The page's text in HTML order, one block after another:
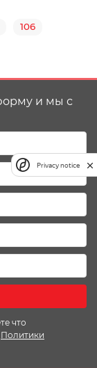
106
и мы с
что
Политики
Privacy notice